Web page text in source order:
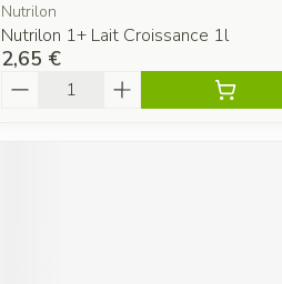
Nutrilon
Nutrilon 1+ Lait Croissance 1l
2,65 €
Quantité